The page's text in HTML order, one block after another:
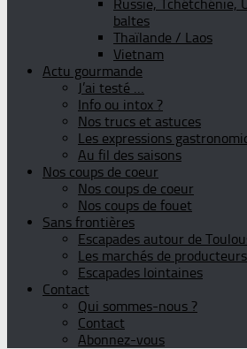
Russie, Tchétchénie,
baltes
Thaïlande / Laos
Vietnam
Actu gourmande
J’ai testé …
Info ou intox ?
Nos trucs et astuces
Les expressions
Au fil des saisons
Nos coups de coeur
Nos coups de coeur
Nos coups de fouet
Sans frontières
Escapades autour de
Les marchés de
Escapades lointaines
Contact
Qui sommes-nous ?
Contact
Abonnez-vous